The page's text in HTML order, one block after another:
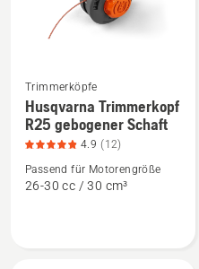
Mehr
Details
zu
Husqvarna
Trimmerkopf
Trimmerköpfe
Husqvarna Trimmerkopf
R25 gebogener Schaft
4.9 (12)
Passend für Motorengröße
26-30 cc / 30 cm³